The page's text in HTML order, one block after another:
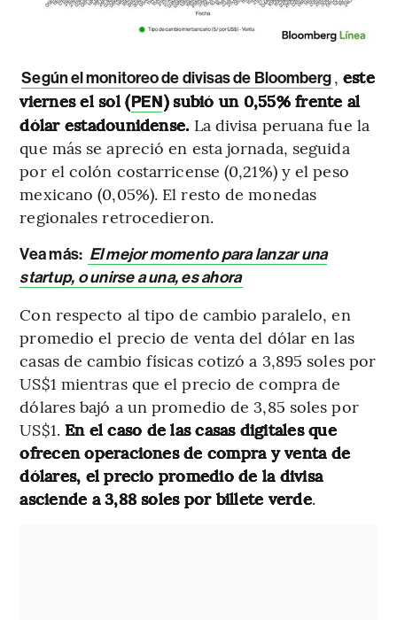
Según el monitoreo de divisas de Bloomberg, este
viernes el sol (PEN) subió un 0,55% frente al
dólar estadounidense. La divisa peruana fue la
que más se apreció en esta jornada, seguida
por el colón costarricense (0,21%) y el peso
mexicano (0,05%). El resto de monedas
regionales retrocedieron.
Vea más: El mejor momento para lanzar una
startup, o unirse a una, es ahora
Con respecto al tipo de cambio paralelo, en
promedio el precio de venta del dólar en las
casas de cambio físicas cotizó a 3,895 soles por
US$1 mientras que el precio de compra de
dólares bajó a un promedio de 3,85 soles por
US$1. En el caso de las casas digitales que
ofrecen operaciones de compra y venta de
dólares, el precio promedio de la divisa
asciende a 3,88 soles por billete verde.